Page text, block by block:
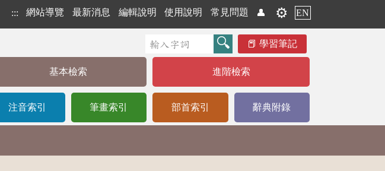
::: 網站導覽 最新消息 編輯說明 使用說明 常見問題 👤 ⚙️ EN
學習筆記
基本檢索 進階檢索
注音索引 筆畫索引 部首索引 辭典附錄